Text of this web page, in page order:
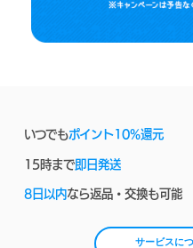
いつでもポイント10%還元
15時まで即日発送
8日以内なら返品・交換も可能
サービスに